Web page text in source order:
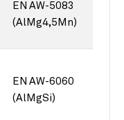
EN AW-5083
(AlMg4,5Mn)
EN AW-6060
(AlMgSi)